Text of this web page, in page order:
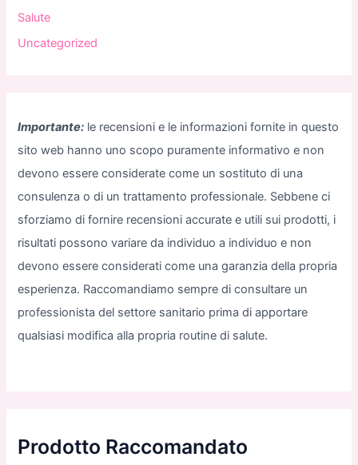
Salute
Uncategorized
Importante: le recensioni e le informazioni fornite in questo
sito web hanno uno scopo puramente informativo e non
devono essere considerate come un sostituto di una
consulenza o di un trattamento professionale. Sebbene ci
sforziamo di fornire recensioni accurate e utili sui prodotti, i
risultati possono variare da individuo a individuo e non
devono essere considerati come una garanzia della propria
esperienza. Raccomandiamo sempre di consultare un
professionista del settore sanitario prima di apportare
qualsiasi modifica alla propria routine di salute.
Prodotto Raccomandato